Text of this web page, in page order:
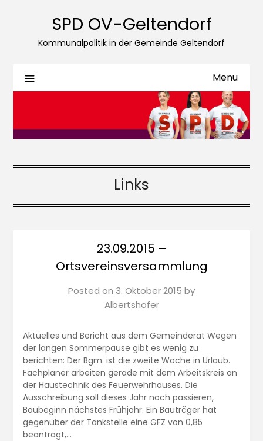
SPD OV-Geltendorf
Kommunalpolitik in der Gemeinde Geltendorf
Menu
Links
23.09.2015 –
Ortsvereinsversammlung
Posted on 3. Oktober 2015 by
Albertshofer
Aktuelles und Bericht aus dem Gemeinderat Wegen
der langen Sommerpause gibt es wenig zu
berichten: Der Bgm. ist die zweite Woche in Urlaub.
Fachplaner arbeiten gerade mit dem Arbeitskreis an
der Haustechnik des Feuerwehrhauses. Die
Ausschreibung soll dieses Jahr noch passieren,
Baubeginn nächstes Frühjahr. Ein Bauträger hat
gegenüber der Tankstelle eine GFZ von 0,85
beantragt,…